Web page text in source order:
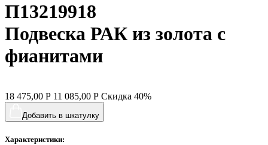
хвост кита
цветы
черепаха
яблочки
П13219918
Подвеска РАК из золота с
фианитами
18 475,00 Р 11 085,00 Р Скидка 40%
Добавить в шкатулку
Характеристики: